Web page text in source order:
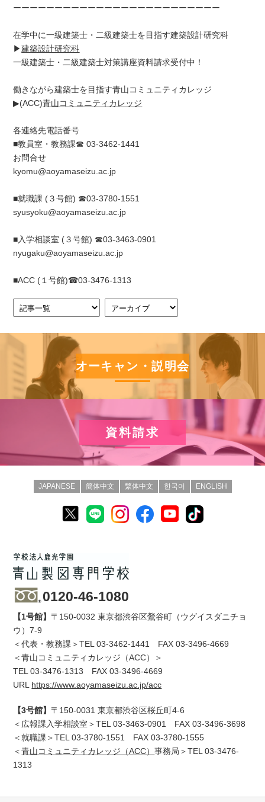
ーーーーーーーーーーーーーーーーーーーーーーーーー
在学中に一級建築士・二級建築士を目指す建築設計研究科
▶建築設計研究科
一級建築士・二級建築士対策講座資料請求受付中！
働きながら建築士を目指す青山コミュニティカレッジ
▶(ACC)青山コミュニティカレッジ
各連絡先電話番号
■教員室・教務課☎ 03-3462-1441
お問合せ
kyomu@aoyamaseizu.ac.jp
■就職課 (３号館) ☎03-3780-1551
syusyoku@aoyamaseizu.ac.jp
■入学相談室 (３号館) ☎03-3463-0901
nyugaku@aoyamaseizu.ac.jp
■ACC (１号館)☎03-3476-1313
オーキャン・説明会
資料請求
JAPANESE 簡体中文 繁体中文 한국어 ENGLISH
0120-46-1080
【1号館】 〒150-0032 東京都渋谷区鶯谷町（ウグイスダニチョ
ウ）7-9
＜代表・教務課＞TEL03-3462-1441
FAX 03-3496-4669
＜青山コミュニティカレッジ（ACC）＞
TEL03-3476-1313 FAX 03-3496-4669
URL https://www.aoyamaseizu.ac.jp/acc
【3号館】 〒150-0031 東京都渋谷区桜丘町4-6
＜広報課入学相談室＞TEL03-3463-0901
FAX 03-3496-3698
＜就職課＞TEL03-3780-1551
FAX 03-3780-1555
＜青山コミュニティカレッジ（ACC）事務局＞TEL03-3476-
1313